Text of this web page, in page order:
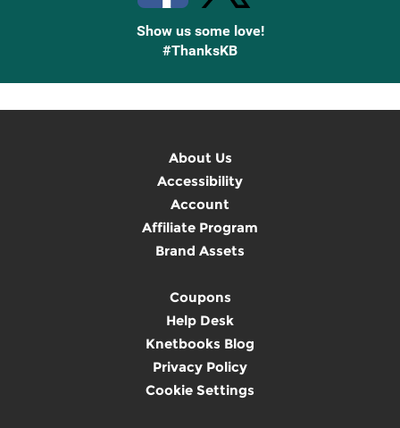
Show us some love!
#ThanksKB
About Us
Accessibility
Account
Affiliate Program
Brand Assets
Coupons
Help Desk
Knetbooks Blog
Privacy Policy
Cookie Settings